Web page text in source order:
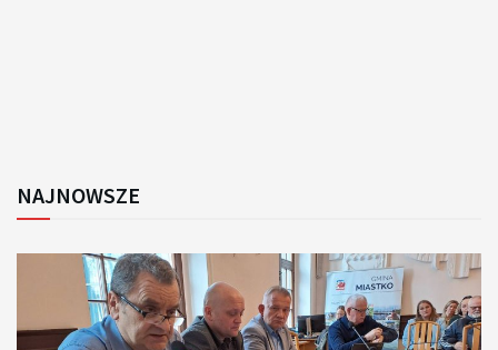
NAJNOWSZE